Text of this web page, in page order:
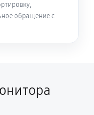
обращение с